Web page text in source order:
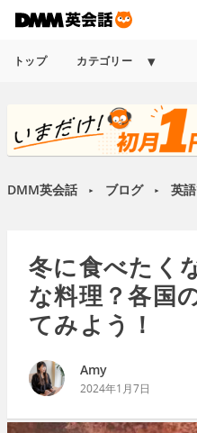
トップ カテゴリー
Expand
menu
DMM英会話 ► ブログ ► 英
冬に食べたく
な料理？各国
てみよう！
Amy
2024年1月7日